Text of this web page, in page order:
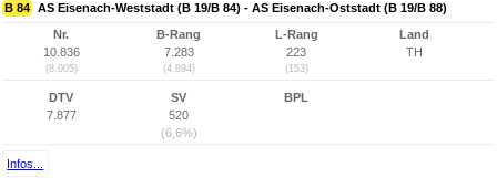
B 84 AS Eisenach-Weststadt (B 19/B 84) - AS Eisenach-Oststadt (B 19/B 88)
Nr.
10.836
(8.005)
B-Rang
7.283
(4.894)
L-Rang
223
(153)
Land
TH
DTV
7.877
SV
520
(6,6%)
BPL
Infos...